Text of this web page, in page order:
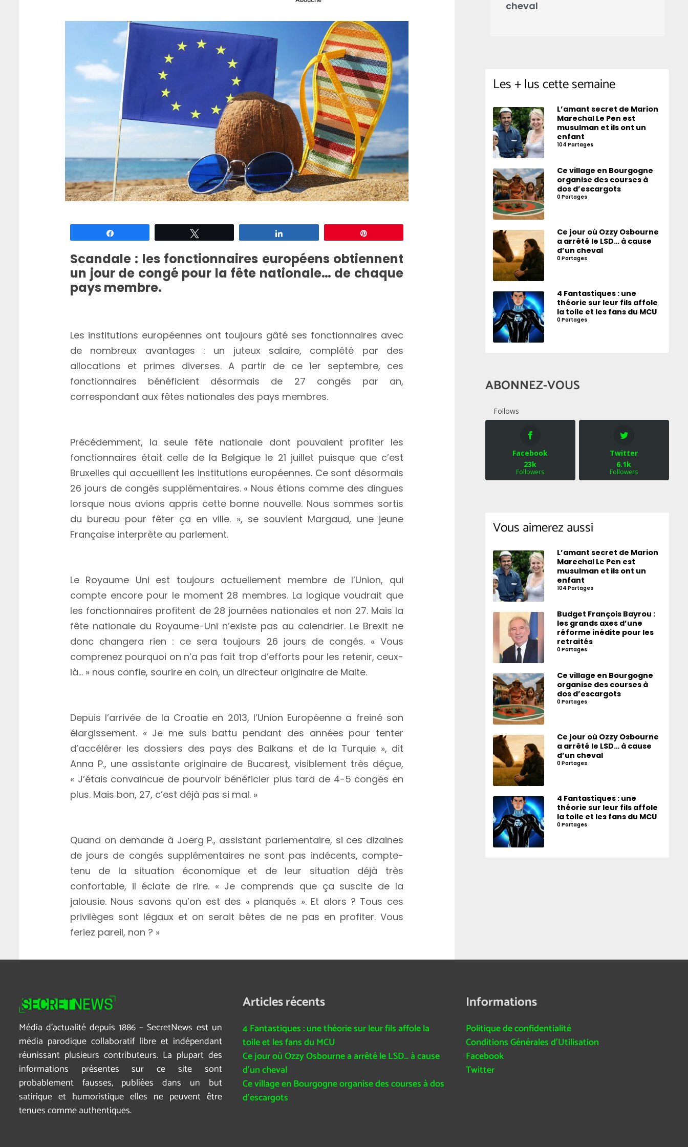
Scandale : les fonctionnaires européens obtiennent
un jour de congé pour la fête nationale… de chaque
pays membre.
Les institutions européennes ont toujours gâté ses fonctionnaires avec
de nombreux avantages : un juteux salaire, complété par des
allocations et primes diverses. A partir de ce 1er septembre, ces
fonctionnaires bénéficient désormais de 27 congés par an,
correspondant aux fêtes nationales des pays membres.
Précédemment, la seule fête nationale dont pouvaient profiter les
fonctionnaires était celle de la Belgique le 21 juillet puisque que c’est
Bruxelles qui accueillent les institutions européennes. Ce sont désormais
26 jours de congés supplémentaires. « Nous étions comme des dingues
lorsque nous avions appris cette bonne nouvelle. Nous sommes sortis
du bureau pour fêter ça en ville. », se souvient Margaud, une jeune
Française interprète au parlement.
Le Royaume Uni est toujours actuellement membre de l’Union, qui
compte encore pour le moment 28 membres. La logique voudrait que
les fonctionnaires profitent de 28 journées nationales et non 27. Mais la
fête nationale du Royaume-Uni n’existe pas au calendrier. Le Brexit ne
donc changera rien : ce sera toujours 26 jours de congés. « Vous
comprenez pourquoi on n’a pas fait trop d’efforts pour les retenir, ceux-
là… » nous confie, sourire en coin, un directeur originaire de Malte.
Depuis l’arrivée de la Croatie en 2013, l’Union Européenne a freiné son
élargissement. « Je me suis battu pendant des années pour tenter
d’accélérer les dossiers des pays des Balkans et de la Turquie », dit
Anna P., une assistante originaire de Bucarest, visiblement très déçue,
« J’étais convaincue de pourvoir bénéficier plus tard de 4-5 congés en
plus. Mais bon, 27, c’est déjà pas si mal. »
Quand on demande à Joerg P., assistant parlementaire, si ces dizaines
de jours de congés supplémentaires ne sont pas indécents, compte-
tenu de la situation économique et de leur situation déjà très
confortable, il éclate de rire. « Je comprends que ça suscite de la
jalousie. Nous savons qu’on est des « planqués ». Et alors ? Tous ces
privilèges sont légaux et on serait bêtes de ne pas en profiter. Vous
feriez pareil, non ? »
cheval
Les + lus cette semaine
L’amant secret de Marion
Marechal Le Pen est
musulman et ils ont un
enfant
104 Partages
Ce village en Bourgogne
organise des courses à
dos d’escargots
0 Partages
Ce jour où Ozzy Osbourne
a arrêté le LSD… à cause
d’un cheval
0 Partages
4 Fantastiques : une
théorie sur leur fils affole
la toile et les fans du MCU
0 Partages
ABONNEZ-VOUS
Follows
Facebook
23k
Followers
Twitter
6.1k
Followers
Vous aimerez aussi
L’amant secret de Marion
Marechal Le Pen est
musulman et ils ont un
enfant
104 Partages
Budget François Bayrou :
les grands axes d’une
réforme inédite pour les
retraités
0 Partages
Ce village en Bourgogne
organise des courses à
dos d’escargots
0 Partages
Ce jour où Ozzy Osbourne
a arrêté le LSD… à cause
d’un cheval
0 Partages
4 Fantastiques : une
théorie sur leur fils affole
la toile et les fans du MCU
0 Partages
Média d’actualité depuis 1886 – SecretNews est un
média parodique collaboratif libre et indépendant
réunissant plusieurs contributeurs. La plupart des
informations présentes sur ce site sont
probablement fausses, publiées dans un but
satirique et humoristique elles ne peuvent être
tenues comme authentiques.
Articles récents
4 Fantastiques : une théorie sur leur fils affole la
toile et les fans du MCU
Ce jour où Ozzy Osbourne a arrêté le LSD… à cause
d’un cheval
Ce village en Bourgogne organise des courses à dos
d’escargots
Informations
Politique de confidentialité
Conditions Générales d’Utilisation
Facebook
Twitter